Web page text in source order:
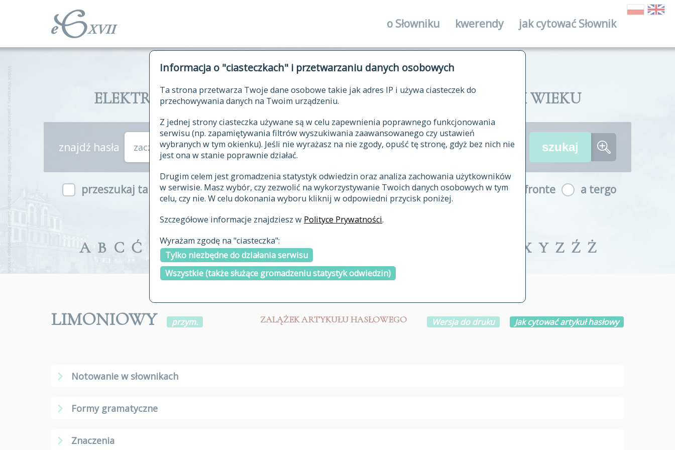
Informacja o "ciasteczkach" i przetwarzaniu danych osobowych
Ta strona przetwarza Twoje dane osobowe takie jak adres IP i używa ciasteczek do
przechowywania danych na Twoim urządzeniu.
Z jednej strony ciasteczka używane są w celu zapewnienia poprawnego funkcjonowania
serwisu (np. zapamiętywania filtrów wyszukiwania zaawansowanego czy ustawień
wybranych w tym okienku). Jeśli nie wyrażasz na nie zgody, opuść tę stronę, gdyż bez nich nie
jest ona w stanie poprawnie działać.
Drugim celem jest gromadzenia statystyk odwiedzin oraz analiza zachowania użytkowników
w serwisie. Masz wybór, czy zezwolić na wykorzystywanie Twoich danych osobowych w tym
celu, czy nie. W celu dokonania wyboru kliknij w odpowiedni przycisk poniżej.
Szczegółowe informacje znajdziesz w Polityce Prywatności.
Wyrażam zgodę na "ciasteczka":
Tylko niezbędne do działania serwisu
Wszystkie (także służące gromadzeniu statystyk odwiedzin)
o Słowniku
historia
publikacje
autorzy tekstów źródłowych
zasady opracowania
najnowsze hasła
ostatnio zmodyfikowane
kwerendy jak cytować Słownik
ELEKTRONICZNY SŁOWNIK JĘZYKA POLSKIEGO XVII I XVIII WIEKU
znajdź hasła zaczynające się od
przeszukaj także hasła w indeksie a fronte a tergo
A B C Ć E F G H I J K L Ł M X Y Z Ź Ż
LIMONIOWY przym. ZALĄŻEK ARTYKUŁU HASŁOWEGO Wersja do druku Jak cytować artykuł hasłowy
Notowanie w słownikach
Formy gramatyczne
Znaczenia